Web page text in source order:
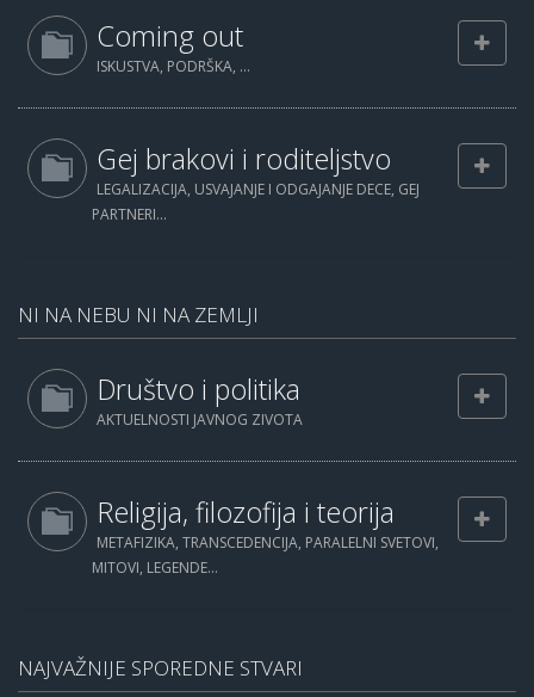
Coming out
ISKUSTVA, PODRŠKA, ...
Gej brakovi i roditeljstvo
LEGALIZACIJA, USVAJANJE I ODGAJANJE DECE, GEJ
PARTNERI...
NI NA NEBU NI NA ZEMLJI
Društvo i politika
AKTUELNOSTI JAVNOG ZIVOTA
Religija, filozofija i teorija
METAFIZIKA, TRANSCEDENCIJA, PARALELNI SVETOVI,
MITOVI, LEGENDE...
NAJVAŽNIJE SPOREDNE STVARI